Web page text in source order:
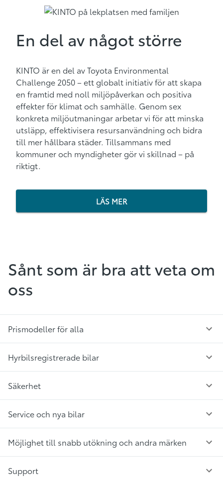
En del av något större
KINTO är en del av Toyota Environmental
Challenge 2050 – ett globalt initiativ för att skapa
en framtid med noll miljöpåverkan och positiva
effekter för klimat och samhälle. Genom sex
konkreta miljöutmaningar arbetar vi för att minska
utsläpp, effektivisera resursanvändning och bidra
till mer hållbara städer. Tillsammans med
kommuner och myndigheter gör vi skillnad – på
riktigt.
LÄS MER
Sånt som är bra att veta om
oss
Prismodeller för alla
Hyrbilsregistrerade bilar
Säkerhet
Service och nya bilar
Möjlighet till snabb utökning och andra märken
Support